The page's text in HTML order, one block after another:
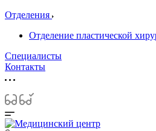
Отделения
Отделение пластической
Специалисты
Контакты